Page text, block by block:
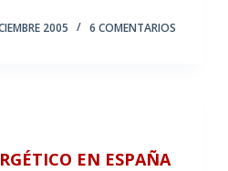
2005 6 COMENTARIOS
EN ESPAÑA